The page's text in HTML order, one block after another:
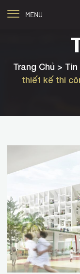
MENU
Trang Chủ >
thiết kế thi